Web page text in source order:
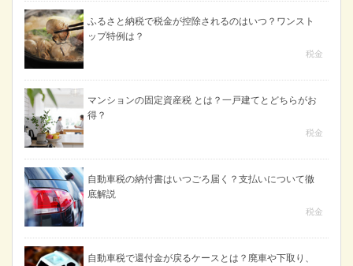
ふるさと納税で税金が控除されるのはいつ？ワンスト
ップ特例は？
税金
マンションの固定資産税 とは？一戸建てとどちらがお
得？
税金
自動車税の納付書はいつごろ届く？支払いについて徹
底解説
税金
自動車税で還付金が戻るケースとは？廃車や下取り、